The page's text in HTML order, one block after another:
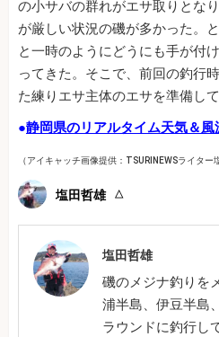
の小サバの群れがエサ取りとな
が厳しい状況の磯が多かった。
と一時のようにどうにも手が付
ってきた。そこで、前回の釣行
た練りエサ主体のエサを準備し
●静岡県のリアルタイム天気＆風
（アイキャッチ画像提供：TSURINEWSライター
塩田哲雄
塩田哲雄
磯のメジナ釣りを
浦半島、伊豆半島
ラウンドに釣行し